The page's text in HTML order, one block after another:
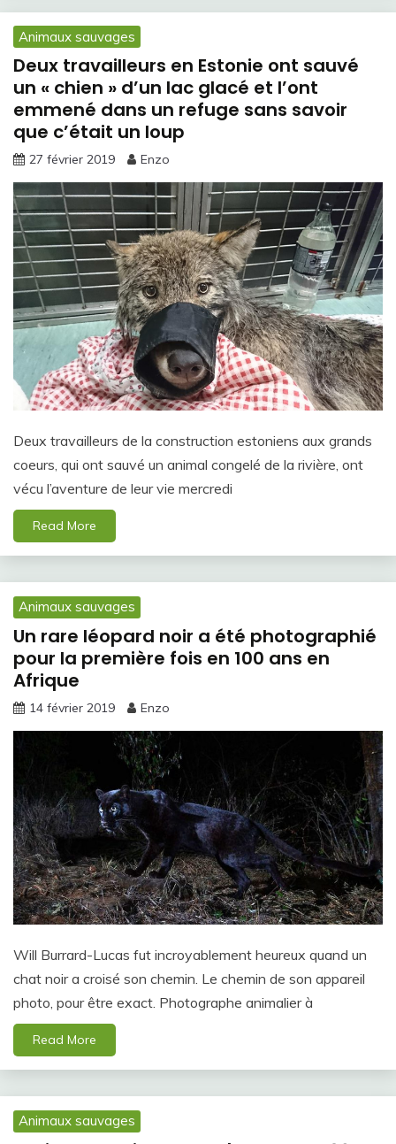
Animaux sauvages
Deux travailleurs en Estonie ont sauvé
un « chien » d’un lac glacé et l’ont
emmené dans un refuge sans savoir
que c’était un loup
27 février 2019 Enzo
Deux travailleurs de la construction estoniens aux grands
coeurs, qui ont sauvé un animal congelé de la rivière, ont
vécu l’aventure de leur vie mercredi
Read More
Animaux sauvages
Un rare léopard noir a été photographié
pour la première fois en 100 ans en
Afrique
14 février 2019 Enzo
Will Burrard-Lucas fut incroyablement heureux quand un
chat noir a croisé son chemin. Le chemin de son appareil
photo, pour être exact. Photographe animalier à
Read More
Animaux sauvages